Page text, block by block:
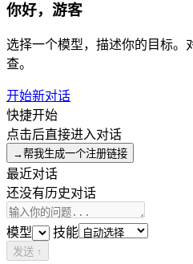
你好，游客
选择一个模型，描述你的目标。
查。
开始新对话
快捷开始
点击后直接进入对话
→帮我生成一个注册链接
最近对话
还没有历史对话
模型 技能
发送 ↑